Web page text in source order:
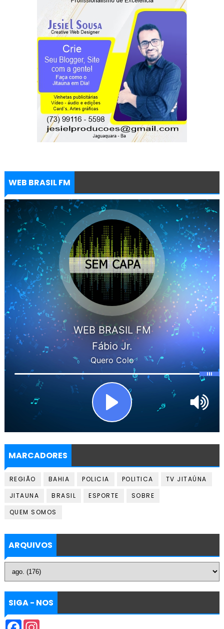
WEB BRASIL FM
MARCADORES
REGIÃO BAHIA POLICIA POLITICA
TV JITAÚNA
JITAUNA
BRASIL ESPORTE
SOBRE
QUEM SOMOS
ARQUIVOS
SIGA - NOS
F
I